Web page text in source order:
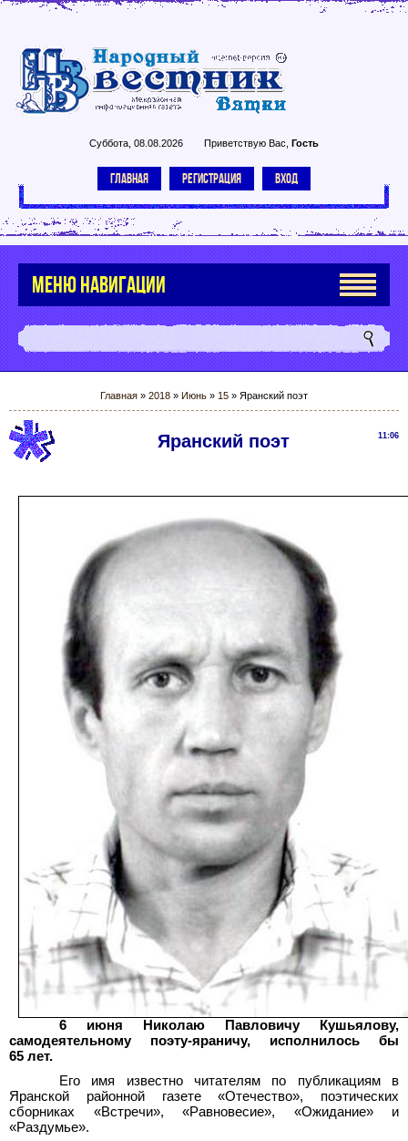
Суббота, 08.08.2026 Приветствую Вас Гость
ГЛАВНАЯ РЕГИСТРАЦИЯ ВХОД
МЕНЮ НАВИГАЦИИ
Главная » 2018 » Июнь » 15 » Яранский поэт
11:06
Яранский поэт
6 июня Николаю Павловичу Кушьялову,
самодеятельному поэту-яраничу, исполнилось бы
65 лет.
Его имя известно читателям по публикациям в
Яранской районной газете «Отечество», поэтических
сборниках «Встречи», «Равновесие», «Ожидание» и
«Раздумье».